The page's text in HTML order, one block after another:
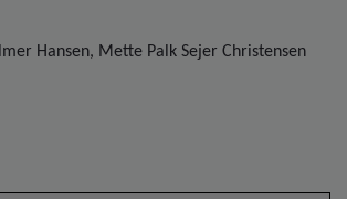
Hansen, Mette Palk Sejer Christensen